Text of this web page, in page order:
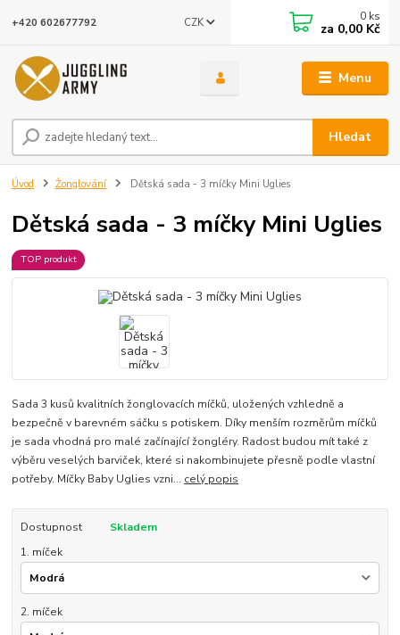
Menu
CZK
Hledat
+420 602677792 0 ks
za 0,00 Kč
Úvod Žonglování Dětská sada - 3 míčky Mini Uglies
Dětská sada - 3 míčky Mini Uglies
TOP produkt
Sada 3 kusů kvalitních žonglovacích míčků, uložených vzhledně a
bezpečně v barevném sáčku s potiskem. Díky menším rozměrům míčků
je sada vhodná pro malé začínající žongléry. Radost budou mít také z
výběru veselých barviček, které si nakombinujete přesně podle vlastní
potřeby. Míčky Baby Uglies vzni... celý popis
Dostupnost
Skladem
1. míček
2. míček